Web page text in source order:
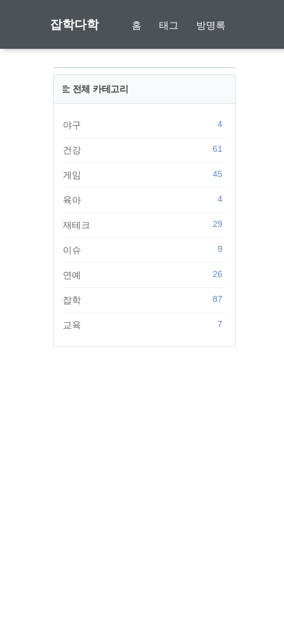
잡학다학 홈 태그 방명록
전체 카테고리
야구 4
건강 61
게임 45
육아 4
재테크 29
이슈 9
연예 26
잡학 87
교육 7